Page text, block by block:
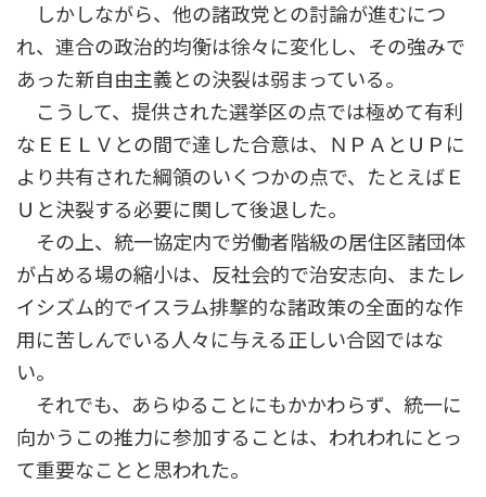
しかしながら、他の諸政党との討論が進むにつ
れ、連合の政治的均衡は徐々に変化し、その強みで
あった新自由主義との決裂は弱まっている。
こうして、提供された選挙区の点では極めて有利
なＥＥＬＶとの間で達した合意は、ＮＰＡとＵＰに
より共有された綱領のいくつかの点で、たとえばＥ
Ｕと決裂する必要に関して後退した。
その上、統一協定内で労働者階級の居住区諸団体
が占める場の縮小は、反社会的で治安志向、またレ
イシズム的でイスラム排撃的な諸政策の全面的な作
用に苦しんでいる人々に与える正しい合図ではな
い。
それでも、あらゆることにもかかわらず、統一に
向かうこの推力に参加することは、われわれにとっ
て重要なことと思われた。